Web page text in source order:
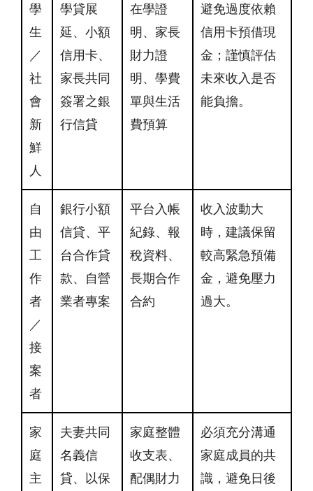
學
生
／
社
會
新
鮮
人
學貸展
延、小額
信用卡、
家長共同
簽署之銀
行信貸
在學證
明、家長
財力證
明、學費
單與生活
費預算
避免過度依賴
信用卡預借現
金；謹慎評估
未來收入是否
能負擔。
自
由
工
作
者
／
接
案
者
銀行小額
信貸、平
台合作貸
款、自營
業者專案
平台入帳
紀錄、報
稅資料、
長期合作
合約
收入波動大
時，建議保留
較高緊急預備
金，避免壓力
過大。
家
庭
主
夫妻共同
名義信
貸、以保
家庭整體
收支表、
配偶財力
必須充分溝通
家庭成員的共
識，避免日後